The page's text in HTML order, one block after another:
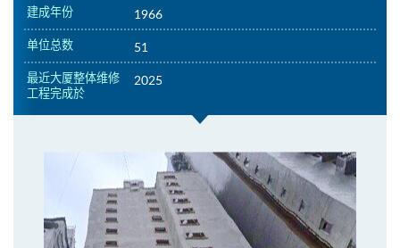
建成年份 1966
单位总数 51
最近大厦整体维修
工程完成於
2025